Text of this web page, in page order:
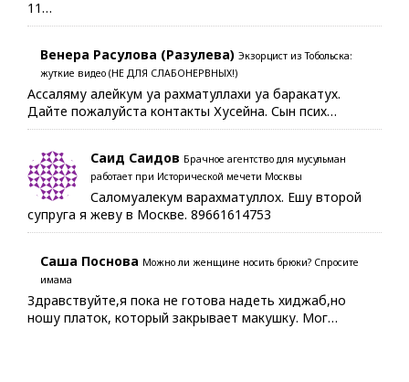
11…
Венера Расулова (Разулева) Экзорцист из Тобольска:
жуткие видео (НЕ ДЛЯ СЛАБОНЕРВНЫХ!)
Ассаляму алейкум уа рахматуллахи уа баракатух.
Дайте пожалуйста контакты Хусейна. Сын псих…
Саид Саидов Брачное агентство для мусульман
работает при Исторической мечети Москвы
Саломуалекум варахматуллох. Ешу второй
супруга я жеву в Москве. 89661614753
Саша Поснова Можно ли женщине носить брюки? Спросите
имама
Здравствуйте,я пока не готова надеть хиджаб,но
ношу платок, который закрывает макушку. Мог…